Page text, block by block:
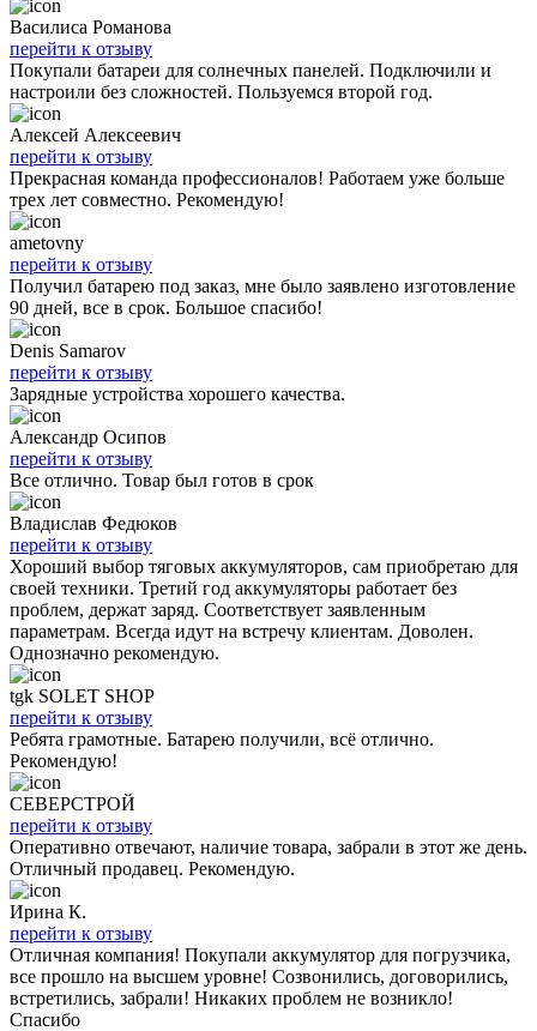
Василиса Романова
перейти к отзыву
Покупали батареи для солнечных панелей. Подключили и
настроили без сложностей. Пользуемся второй год.
Алексей Алексеевич
перейти к отзыву
Прекрасная команда профессионалов! Работаем уже больше
трех лет совместно. Рекомендую!
ametovny
перейти к отзыву
Получил батарею под заказ, мне было заявлено изготовление
90 дней, все в срок. Большое спасибо!
Denis Samarov
перейти к отзыву
Зарядные устройства хорошего качества.
Александр Осипов
перейти к отзыву
Все отлично. Товар был готов в срок
Владислав Федюков
перейти к отзыву
Хороший выбор тяговых аккумуляторов, сам приобретаю для
своей техники. Третий год аккумуляторы работает без
проблем, держат заряд. Соответствует заявленным
параметрам. Всегда идут на встречу клиентам. Доволен.
Однозначно рекомендую.
tgk SOLET SHOP
перейти к отзыву
Ребята грамотные. Батарею получили, всё отлично.
Рекомендую!
СЕВЕРСТРОЙ
перейти к отзыву
Оперативно отвечают, наличие товара, забрали в этот же день.
Отличный продавец. Рекомендую.
Ирина К.
перейти к отзыву
Отличная компания! Покупали аккумулятор для погрузчика,
все прошло на высшем уровне! Созвонились, договорились,
встретились, забрали! Никаких проблем не возникло!
Спасибо